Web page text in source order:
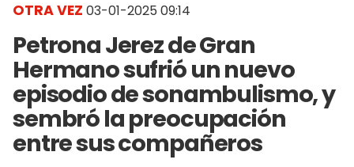
OTRA VEZ 03-01-2025 09:14
Petrona Jerez de Gran
Hermano sufrió un nuevo
episodio de sonambulismo, y
sembró la preocupación
entre sus compañeros